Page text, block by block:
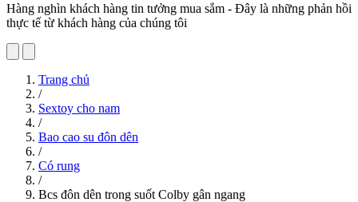
Hàng nghìn khách hàng tin tưởng mua sắm - Đây là những phản hồi
thực tế từ khách hàng của chúng tôi
Trang chủ
/
Sextoy cho nam
/
Bao cao su đôn dên
/
Có rung
/
Bcs đôn dên trong suốt Colby gân ngang